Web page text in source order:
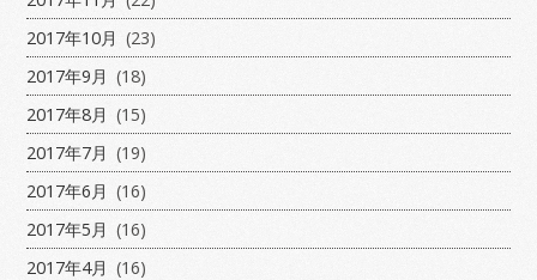
2017年10月 (23)
2017年9月 (18)
2017年8月 (15)
2017年7月 (19)
2017年6月 (16)
2017年5月 (16)
2017年4月 (16)